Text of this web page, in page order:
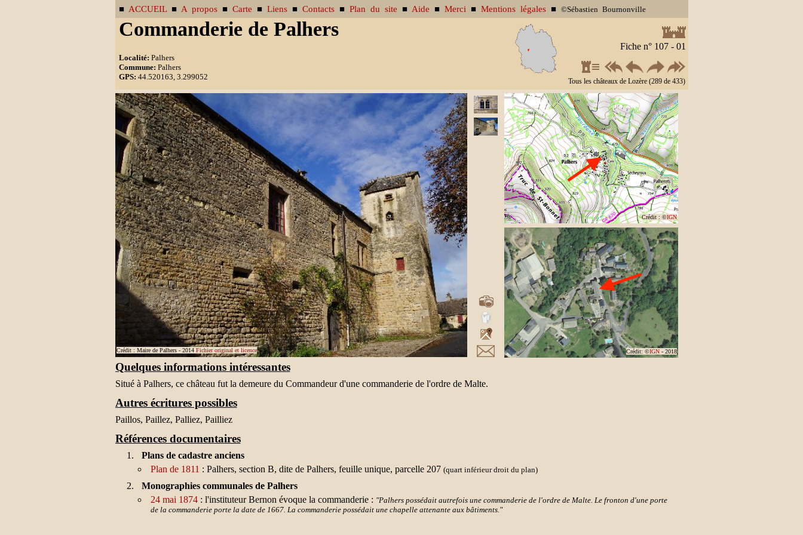
■ ACCUEIL■ A propos■ Carte ■ Liens■ Contacts■ Plan du site ■ Aide ■ Merci ■ Mentions légales■ ©Sébastien Bournonville
Commanderie de Palhers
Localité: Palhers
Commune: Palhers
GPS: 44.520163, 3.299052
Fiche n° 107 - 01
Tous les châteaux de Lozère (289 de 433)
Crédit : ©IGN
Crédit: ©IGN- 2018
Pas encore de photo disponible.
Pour me transmettre une photo pour illustrer la fiche, envoyez-moi unmessage, merci.
Crédit : Maire de Palhers - 2014 Fichier original et licence
Quelques informations intéressantes
Situé à Palhers, ce château fut la demeure du Commandeur d'une commanderie de l'ordre de Malte.
Autres écritures possibles
Paillos, Paillez, Palliez, Pailliez
Références documentaires
Plans de cadastre anciens
Plan de 1811 : Palhers, section B, dite de Palhers, feuille unique, parcelle 207 (quart inférieur droit du plan)
Monographies communales de Palhers
24 mai 1874: l'instituteur Bernon évoque la commanderie : "Palhers possédait autrefois une commanderie de l'ordre de Malte. Le fronton d'une porte
de la commanderie porte la date de 1667. La commanderie possédait une chapelle attenante aux bâtiments."